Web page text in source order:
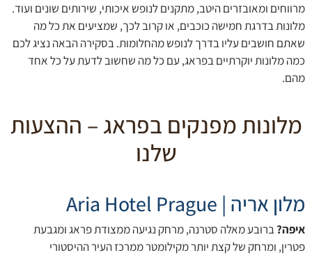
מרווחים ומאובזרים היטב, מתקנים לנופש איכותי, שירותים שונים ועוד.
מלונות בדרגת חמישה כוכבים, או קרוב לכך, שמציעים את כל מה
שאתם חושבים עליו בדרך לנופש מהחלומות. בסקירה הבאה נציג לכם
כמה מלונות יוקרתיים בפראג, עם כל מה שחשוב לדעת על כל אחד
מהם.
מלונות מפנקים בפראג – ההצעות
שלנו
מלון אריה | Aria Hotel Prague
איפה?ברובע מאלה סטרנה, מרחק נגיעה ממצודת פראג ומגבעת
פטרין, ומרחק של קצת יותר מקילומטר ממרכז העיר ההיסטורי